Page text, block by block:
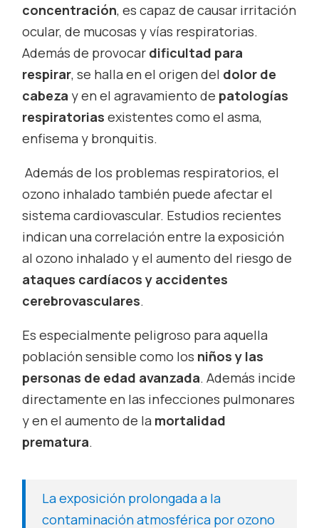
concentración, es capaz de causar irritación
ocular, de mucosas y vías respiratorias.
Además de provocar dificultad para
respirar, se halla en el origen del dolor de
cabeza y en el agravamiento de patologías
respiratorias existentes como el asma,
enfisema y bronquitis.
Además de los problemas respiratorios, el
ozono inhalado también puede afectar el
sistema cardiovascular. Estudios recientes
indican una correlación entre la exposición
al ozono inhalado y el aumento del riesgo de
ataques cardíacos y accidentes
cerebrovasculares.
Es especialmente peligroso para aquella
población sensible como los niños y las
personas de edad avanzada. Además incide
directamente en las infecciones pulmonares
y en el aumento de la mortalidad
prematura.
La exposición prolongada a la
contaminación atmosférica por ozono